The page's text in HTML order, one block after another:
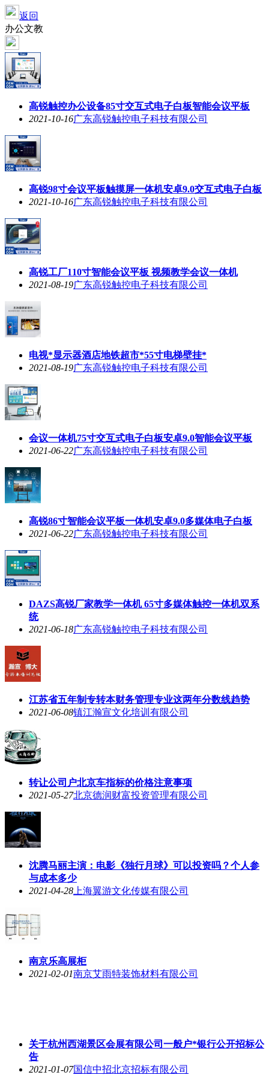
返回
办公文教
高锐触控办公设备85寸交互式电子白板智能会议平板
2021-10-16广东高锐触控电子科技有限公司
高锐98寸会议平板触摸屏一体机安卓9.0交互式电子白板
2021-10-16广东高锐触控电子科技有限公司
高锐工厂110寸智能会议平板 视频教学会议一体机
2021-08-19广东高锐触控电子科技有限公司
电视*显示器酒店地铁超市*55寸电梯壁挂*
2021-08-19广东高锐触控电子科技有限公司
会议一体机75寸交互式电子白板安卓9.0智能会议平板
2021-06-22广东高锐触控电子科技有限公司
高锐86寸智能会议平板一体机安卓9.0多媒体电子白板
2021-06-22广东高锐触控电子科技有限公司
DAZS高锐厂家教学一体机 65寸多媒体触控一体机双系
统
2021-06-18广东高锐触控电子科技有限公司
江苏省五年制专转本财务管理专业这两年分数线趋势
2021-06-08镇江瀚宣文化培训有限公司
转让公司户北京车指标的价格注意事项
2021-05-27北京德润财富投资管理有限公司
沈腾马丽主演：电影《独行月球》可以投资吗？个人参
与成本多少
2021-04-28 上海翼游文化传媒有限公司
南京乐高展柜
2021-02-01南京艾雨特装饰材料有限公司
关于杭州西湖景区会展有限公司一般户*银行公开招标公
告
2021-01-07国信中招北京招标有限公司